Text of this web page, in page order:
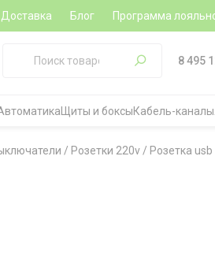
Доставка Блог Программа
8 495
Щиты и боксыКабель-каналы
/ Розетки 220v / Розетка